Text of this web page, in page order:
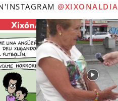
@XIXONALDIA